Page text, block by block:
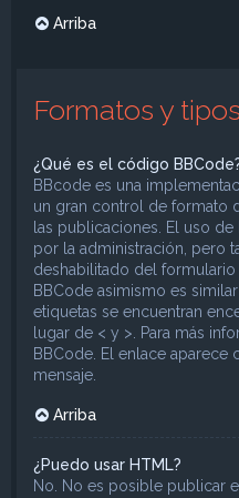
Arriba
Formatos y
¿Qué es el código
BBcode es una
un gran control de formato
las publicaciones. El uso
por la administración, pero
deshabilitado del
BBCode asimismo es
etiquetas se encuentran
lugar de < y >. Para más
BBCode. El enlace aparece
mensaje.
Arriba
¿Puedo usar HTML?
No. No es posible publicar